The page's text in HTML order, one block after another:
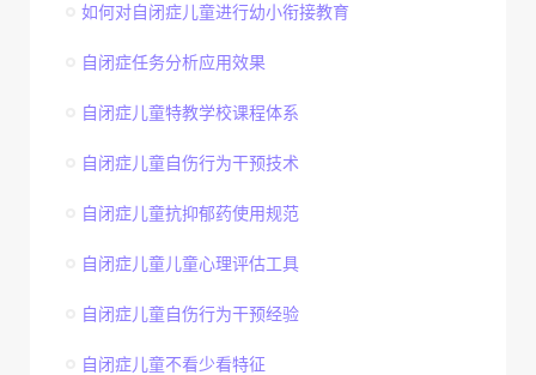
如何对自闭症儿童进行幼小衔接教育
自闭症任务分析应用效果
自闭症儿童特教学校课程体系
自闭症儿童自伤行为干预技术
自闭症儿童抗抑郁药使用规范
自闭症儿童儿童心理评估工具
自闭症儿童自伤行为干预经验
自闭症儿童不看少看特征